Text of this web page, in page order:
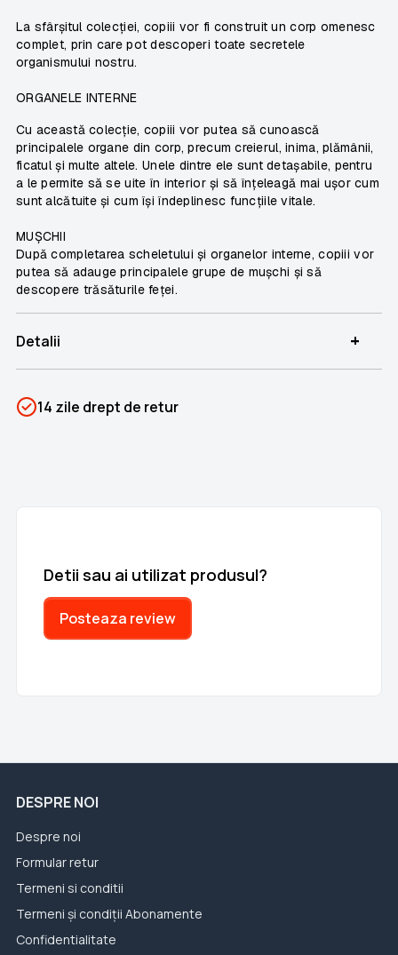
La sfârșitul colecției, copiii vor fi construit un corp omenesc
complet, prin care pot descoperi toate secretele
organismului nostru.
ORGANELE INTERNE
Cu această colecție, copiii vor putea să cunoască
principalele organe din corp, precum creierul, inima, plămânii,
ficatul și multe altele. Unele dintre ele sunt detașabile, pentru
a le permite să se uite în interior și să înțeleagă mai ușor cum
sunt alcătuite și cum își îndeplinesc funcțiile vitale.
MUȘCHII
După completarea scheletului și organelor interne, copiii vor
putea să adauge principalele grupe de mușchi și să
descopere trăsăturile feței.
Detalii +
Categorii
Corpul omenesc
14 zile drept de retur
Detii sau ai utilizat produsul?
Posteaza review
DESPRE NOI
Despre noi
Formular retur
Termeni si conditii
Termeni și condiții Abonamente
Confidentialitate